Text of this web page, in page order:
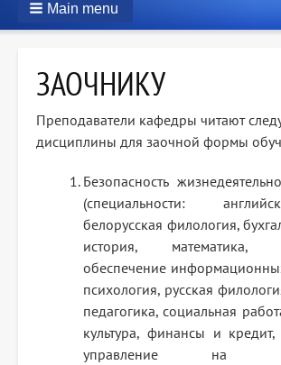
Main menu
ЗАОЧНИКУ
Преподаватели кафедры читают
дисциплины для заочной формы
Безопасность
(специальности:
белорусская филология,
история, математика,
обеспечение
психология, русская
педагогика, социальная
культура, финансы и
управление на